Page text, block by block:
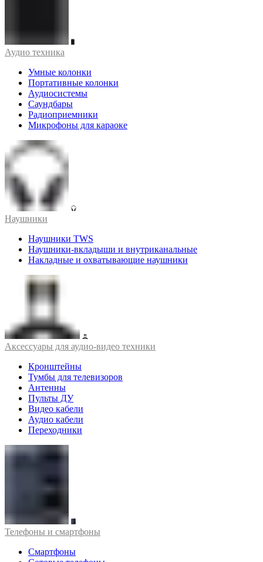
Аудио техника
Умные колонки
Портативные колонки
Аудиосистемы
Саундбары
Радиоприемники
Микрофоны для караоке
Наушники
Наушники TWS
Наушники-вкладыши и внутриканальные
Накладные и охватывающие наушники
Аксессуары для аудио-видео техники
Кронштейны
Тумбы для телевизоров
Антенны
Пульты ДУ
Видео кабели
Аудио кабели
Переходники
Телефоны и смартфоны
Смартфоны